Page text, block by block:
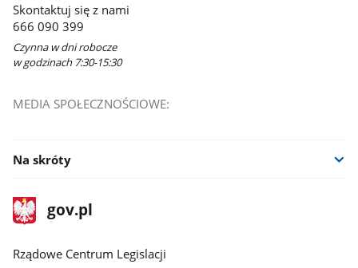
Skontaktuj się z nami
666 090 399
Czynna w dni robocze
w godzinach 7:30-15:30
MEDIA SPOŁECZNOŚCIOWE:
Na skróty
stopka
gov.plStrona
gov.pl
Rządowe Centrum Legislacji